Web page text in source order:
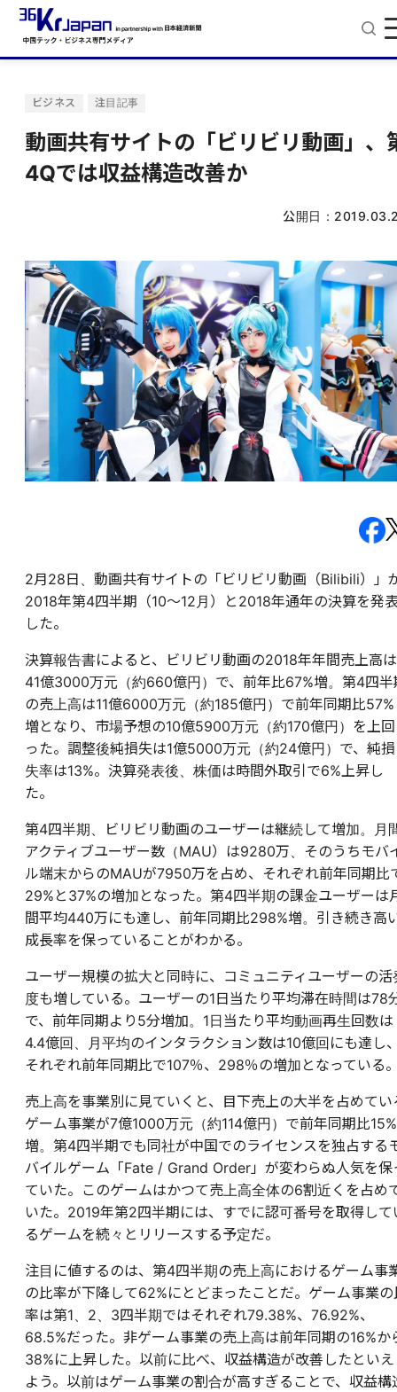
ビジネス 注目記事
動画共有サイトの「ビリビリ動画」、
4Qでは収益構造改善か
公開日：
2月28日、動画共有サイトの「ビリビリ動画（Bilibili）」
2018年第4四半期（10～12月）と2018年通年の決算を発
した。
決算報告書によると、ビリビリ動画の2018年年間売上高は
41億3000万元（約660億円）で、前年比67%増。第4四半
の売上高は11億6000万元（約185億円）で前年同期比57%
増となり、市場予想の10億5900万元（約170億円）を上回
った。調整後純損失は1億5000万元（約24億円）で、純損
失率は13%。決算発表後、株価は時間外取引で6%上昇し
た。
第4四半期、ビリビリ動画のユーザーは継続して増加。月
アクティブユーザー数（MAU）は9280万、そのうちモバ
ル端末からのMAUが7950万を占め、それぞれ前年同期比
29%と37%の増加となった。第4四半期の課金ユーザーは
間平均440万にも達し、前年同期比298%増。引き続き高
成長率を保っていることがわかる。
ユーザー規模の拡大と同時に、コミュニティユーザーの活
度も増している。ユーザーの1日当たり平均滞在時間は78
で、前年同期より5分増加。1日当たり平均動画再生回数は
4.4億回、月平均のインタラクション数は10億回にも達し
それぞれ前年同期比で107％、298％の増加となっている
売上高を事業別に見ていくと、目下売上の大半を占めてい
ゲーム事業が7億1000万元（約114億円）で前年同期比15%
増。第4四半期でも同社が中国でのライセンスを独占する
バイルゲーム「Fate / Grand Order」が変わらぬ人気を保
ていた。このゲームはかつて売上高全体の6割近くを占め
いた。2019年第2四半期には、すでに認可番号を取得して
るゲームを続々とリリースする予定だ。
注目に値するのは、第4四半期の売上高におけるゲーム事
の比率が下降して62%にとどまったことだ。ゲーム事業の
率は第1、2、3四半期ではそれぞれ79.38%、76.92%、
68.5%だった。非ゲーム事業の売上高は前年同期の16%か
38%に上昇した。以前に比べ、収益構造が改善したといえ
よう。以前はゲーム事業の割合が高すぎることで、収益構